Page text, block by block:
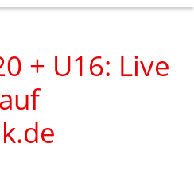
+ U16: Live